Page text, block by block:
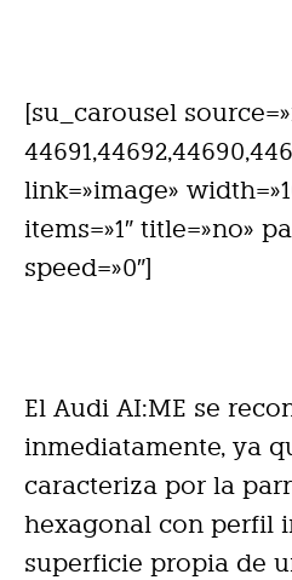
[su_carousel
link=»image»
items=»1″ title=»no»
speed=»0″]
El Audi AI:ME se
inmediatamente, ya
caracteriza por la
hexagonal con perfil
superficie propia de